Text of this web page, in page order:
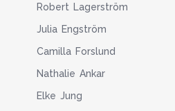
Robert Lagerström
Julia Engström
Camilla Forslund
Nathalie Ankar
Elke Jung